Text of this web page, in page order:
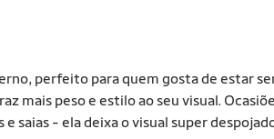
perfeito para quem gosta de estar
mais peso e estilo ao seu visual.
saias - ela deixa o visual super